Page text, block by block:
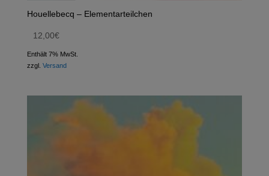
Houellebecq – Elementarteilchen
12,00€
Enthält 7% MwSt.
zzgl. Versand